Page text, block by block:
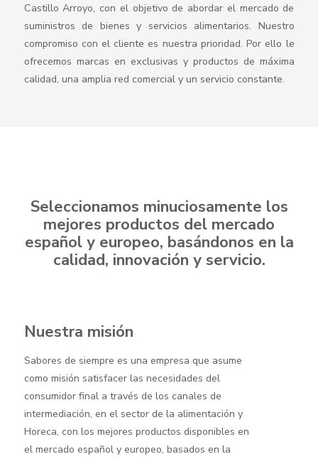
Castillo Arroyo, con el objetivo de abordar el mercado de
suministros de bienes y servicios alimentarios. Nuestro
compromiso con el cliente es nuestra prioridad. Por ello le
ofrecemos marcas en exclusivas y productos de máxima
calidad, una amplia red comercial y un servicio constante.
Seleccionamos minuciosamente los
mejores productos del mercado
español y europeo, basándonos en la
calidad, innovación y servicio.
Nuestra misión
Sabores de siempre es una empresa que asume
como misión satisfacer las necesidades del
consumidor final a través de los canales de
intermediación, en el sector de la alimentación y
Horeca, con los mejores productos disponibles en
el mercado español y europeo, basados en la